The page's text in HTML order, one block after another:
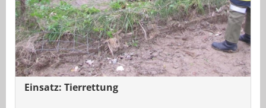
Einsatz: Tierrettung